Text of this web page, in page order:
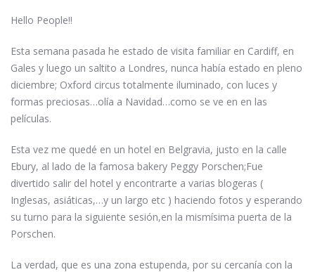
Hello People!!
Esta semana pasada he estado de visita familiar en Cardiff, en
Gales y luego un saltito a Londres, nunca había estado en pleno
diciembre; Oxford circus totalmente iluminado, con luces y
formas preciosas…olía a Navidad…como se ve en en las
películas.
Esta vez me quedé en un hotel en Belgravia, justo en la calle
Ebury, al lado de la famosa bakery Peggy Porschen;Fue
divertido salir del hotel y encontrarte a varias blogeras (
Inglesas, asiáticas,…y un largo etc ) haciendo fotos y esperando
su turno para la siguiente sesión,en la mismísima puerta de la
Porschen.
La verdad, que es una zona estupenda, por su cercanía con la